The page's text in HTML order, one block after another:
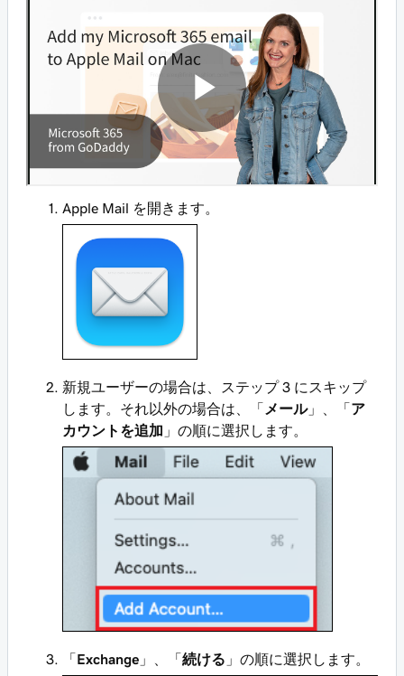
Apple Mail を開きます。
新規ユーザーの場合は、ステップ 3 にスキップ
します。それ以外の場合は、「 メール」、「 ア
カウントを追加 」の順に選択します。
「 Exchange 」、「 続ける 」の順に選択します。